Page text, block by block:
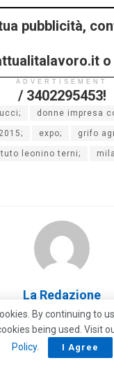
/ 3402295453!
pubblicità,
o
/ 3402295453!
ADVERTISEMENT
donne impresa
expo; grifo
leonino terni;
La Redazione
By continuing to
being used. Visit
Policy. I Agree